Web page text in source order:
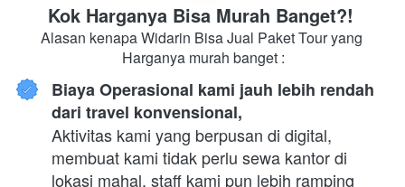
Kok Harganya Bisa Murah Banget?!
Alasan kenapa Widarin Bisa Jual Paket Tour yang
Harganya murah banget :
Biaya Operasional kami jauh lebih rendah
dari travel konvensional,
Aktivitas kami yang berpusan di digital,
membuat kami tidak perlu sewa kantor di
lokasi mahal, staff kami pun lebih ramping